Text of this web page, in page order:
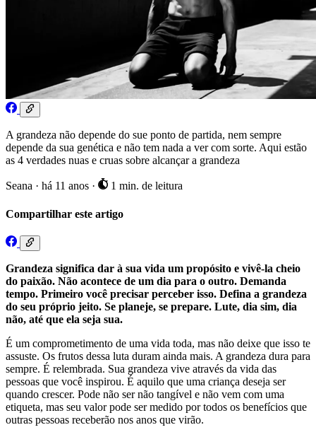
A grandeza não depende do sue ponto de partida, nem sempre
depende da sua genética e não tem nada a ver com sorte. Aqui estão
as 4 verdades nuas e cruas sobre alcançar a grandeza
Seana · há 11 anos · 1 min. de leitura
Compartilhar este artigo
Grandeza significa dar à sua vida um propósito e vivê-la cheio
do paixão. Não acontece de um dia para o outro. Demanda
tempo. Primeiro você precisar perceber isso. Defina a grandeza
do seu próprio jeito. Se planeje, se prepare. Lute, dia sim, dia
não, até que ela seja sua.
É um comprometimento de uma vida toda, mas não deixe que isso te
assuste. Os frutos dessa luta duram ainda mais. A grandeza dura para
sempre. É relembrada. Sua grandeza vive através da vida das
pessoas que você inspirou. É aquilo que uma criança deseja ser
quando crescer. Pode não ser não tangível e não vem com uma
etiqueta, mas seu valor pode ser medido por todos os benefícios que
outras pessoas receberão nos anos que virão.